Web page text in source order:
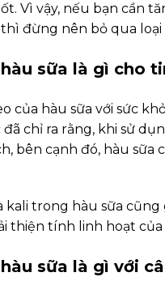
Vì vậy, nếu bạn cần
đừng nên bỏ qua loại
sữa là gì cho
của hàu sữa với sức
chỉ ra rằng, khi sử
bên cạnh đó, hàu sữa
kali trong hàu sữa
thiện tính linh hoạt của
sữa là gì với